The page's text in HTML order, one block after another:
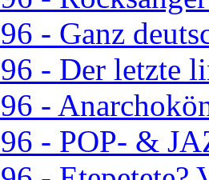
- Ganz
- Der letzte
-
- POP- &